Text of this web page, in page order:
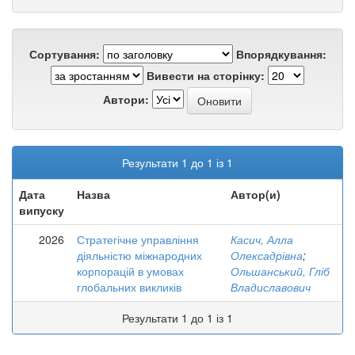
Сортування:
Впорядкування:
Вивести на сторінку:
Автори:
Результати 1 до 1 із 1
Дата
випуску
Назва Автор(и)
2026
Стратегічне управління
діяльністю міжнародних
корпорацій в умовах
глобальних викликів
Касич, Алла
Олексадрівна;
Ольшанський, Гліб
Владиславович
Результати 1 до 1 із 1